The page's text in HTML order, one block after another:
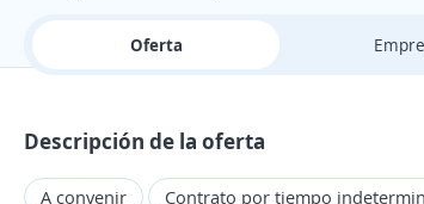
Oferta
Descripción de la oferta
A convenir Contrato por tiempo